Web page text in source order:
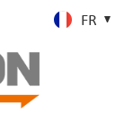
FR